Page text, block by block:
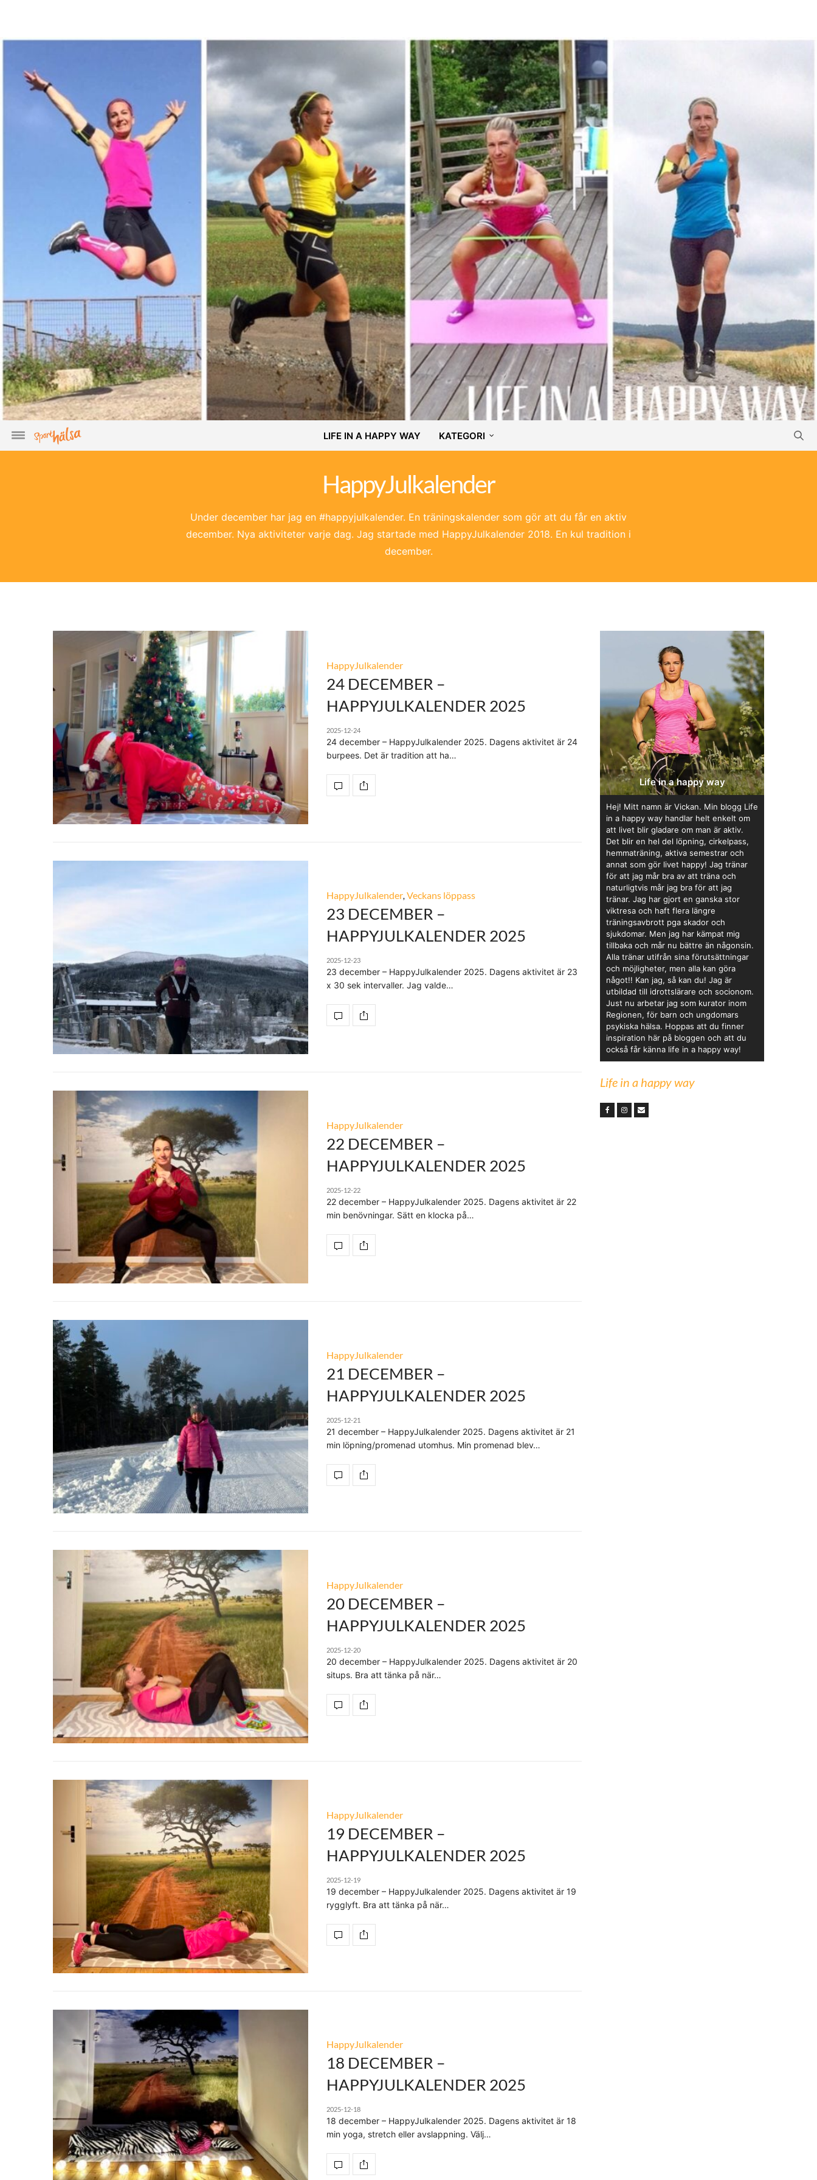
LIFE IN A HAPPY WAY KATEGORI
HappyJulkalender
Under december har jag en #happyjulkalender. En träningskalender som gör att du får en aktiv
december. Nya aktiviteter varje dag. Jag startade med HappyJulkalender 2018. En kul tradition i
december.
HappyJulkalender
24 DECEMBER –
HAPPYJULKALENDER 2025
2025-12-24
24 december – HappyJulkalender 2025. Dagens aktivitet är 24
burpees. Det är tradition att ha…
HappyJulkalender,Veckans löppass
23 DECEMBER –
HAPPYJULKALENDER 2025
2025-12-23
23 december – HappyJulkalender 2025. Dagens aktivitet är 23
x 30 sek intervaller. Jag valde…
HappyJulkalender
22 DECEMBER –
HAPPYJULKALENDER 2025
2025-12-22
22 december – HappyJulkalender 2025. Dagens aktivitet är 22
min benövningar. Sätt en klocka på…
HappyJulkalender
21 DECEMBER –
HAPPYJULKALENDER 2025
2025-12-21
21 december – HappyJulkalender 2025. Dagens aktivitet är 21
min löpning/promenad utomhus. Min promenad blev…
HappyJulkalender
20 DECEMBER –
HAPPYJULKALENDER 2025
2025-12-20
20 december – HappyJulkalender 2025. Dagens aktivitet är 20
situps. Bra att tänka på när…
HappyJulkalender
19 DECEMBER –
HAPPYJULKALENDER 2025
2025-12-19
19 december – HappyJulkalender 2025. Dagens aktivitet är 19
rygglyft. Bra att tänka på när…
HappyJulkalender
18 DECEMBER –
HAPPYJULKALENDER 2025
2025-12-18
18 december – HappyJulkalender 2025. Dagens aktivitet är 18
min yoga, stretch eller avslappning. Välj…
Life in a happy way
Hej! Mitt namn är Vickan. Min blogg Life
in a happy way handlar helt enkelt om
att livet blir gladare om man är aktiv.
Det blir en hel del löpning, cirkelpass,
hemmaträning, aktiva semestrar och
annat som gör livet happy! Jag tränar
för att jag mår bra av att träna och
naturligtvis mår jag bra för att jag
tränar. Jag har gjort en ganska stor
viktresa och haft flera längre
träningsavbrott pga skador och
sjukdomar. Men jag har kämpat mig
tillbaka och mår nu bättre än någonsin.
Alla tränar utifrån sina förutsättningar
och möjligheter, men alla kan göra
något!! Kan jag, så kan du! Jag är
utbildad till idrottslärare och socionom.
Just nu arbetar jag som kurator inom
Regionen, för barn och ungdomars
psykiska hälsa. Hoppas att du finner
inspiration här på bloggen och att du
också får känna life in a happy way!
Life in a happy way